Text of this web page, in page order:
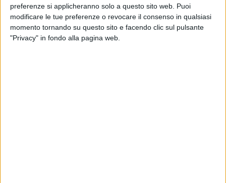
preferenze si applicheranno solo a questo sito web. Puoi
modificare le tue preferenze o revocare il consenso in qualsiasi
momento tornando su questo sito e facendo clic sul pulsante
"Privacy" in fondo alla pagina web.
12. La solitudine / In assenza di te / Incancellabile /
Strani amori / Simili